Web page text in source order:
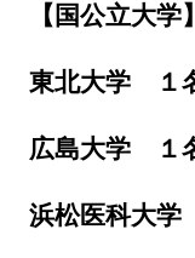
【国公立大
東北大学 １
広島大学 １
浜松医科大